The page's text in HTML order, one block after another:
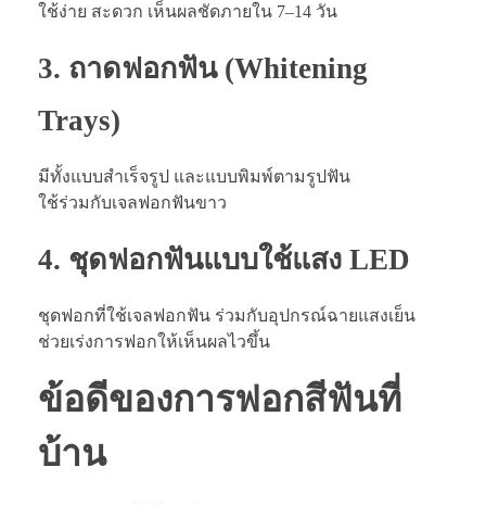
ใช้ง่าย สะดวก เห็นผลชัดภายใน 7–14 วัน
3. ถาดฟอกฟัน (Whitening
Trays)
มีทั้งแบบสำเร็จรูป และแบบพิมพ์ตามรูปฟัน
ใช้ร่วมกับเจลฟอกฟันขาว
4. ชุดฟอกฟันแบบใช้แสง LED
ชุดฟอกที่ใช้เจลฟอกฟัน ร่วมกับอุปกรณ์ฉายแสงเย็น
ช่วยเร่งการฟอกให้เห็นผลไวขึ้น
ข้อดีของการฟอกสีฟันที่
บ้าน